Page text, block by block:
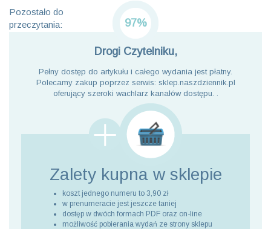
Pozostało do
przeczytania:
97%
Drogi Czytelniku,
Pełny dostęp do artykułu i całego wydania jest płatny.
Polecamy zakup poprzez serwis: sklep.naszdziennik.pl
oferujący szeroki wachlarz kanałów dostępu. .
Zalety kupna w sklepie
koszt jednego numeru to 3,90 zł
w prenumeracie jest jeszcze taniej
dostęp w dwóch formach PDF oraz on-line
możliwość pobierania wydań ze strony sklepu